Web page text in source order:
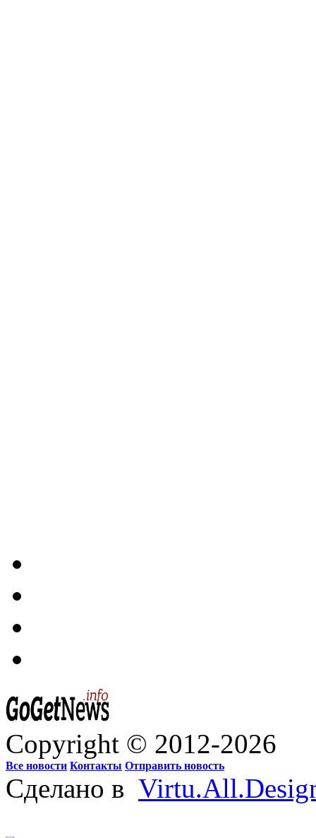
Copyright © 2012-2026
Все новости Контакты Отправить новость
Сделано в